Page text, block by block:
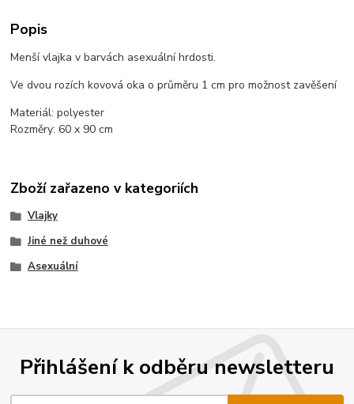
Popis
Menší vlajka v barvách asexuální hrdosti.
Ve dvou rozích kovová oka o průměru 1 cm pro možnost zavěšení
Materiál: polyester
Rozměry: 60 x 90 cm
Zboží zařazeno v kategoriích
Vlajky
Jiné než duhové
Asexuální
Přihlášení k odběru newsletteru